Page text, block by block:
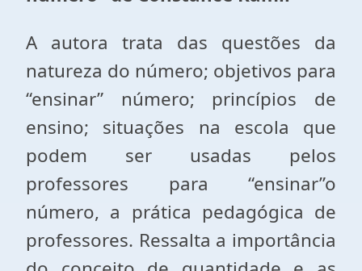
A autora trata das questões da
natureza do número; objetivos para
“ensinar” número; princípios de
ensino; situações na escola que
podem ser usadas pelos
professores para “ensinar”o
número, a prática pedagógica de
professores. Ressalta a importância